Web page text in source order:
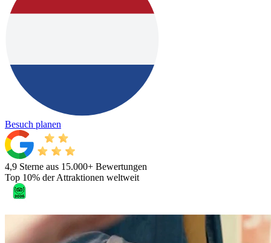
Besuch planen
4,9 Sterne aus 15.000+ Bewertungen
Top 10% der Attraktionen weltweit